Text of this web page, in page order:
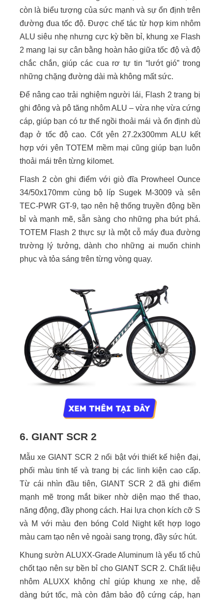
còn là biểu tượng của sức mạnh và sự ổn định trên
đường đua tốc độ. Được chế tác từ hợp kim nhôm
ALU siêu nhẹ nhưng cực kỳ bền bỉ, khung xe Flash
2 mang lại sự cân bằng hoàn hảo giữa tốc độ và độ
chắc chắn, giúp các cua rơ tự tin “lướt gió” trong
những chặng đường dài mà không mất sức.
Để nâng cao trải nghiệm người lái, Flash 2 trang bị
ghi đông và pô tăng nhôm ALU – vừa nhẹ vừa cứng
cáp, giúp bạn có tư thế ngồi thoải mái và ổn định dù
đạp ở tốc độ cao. Cốt yên 27.2x300mm ALU kết
hợp với yên TOTEM mềm mại cũng giúp bạn luôn
thoải mái trên từng kilomet.
Flash 2 còn ghi điểm với giò đĩa Prowheel Ounce
34/50x170mm cùng bộ líp Sugek M-3009 và sên
TEC-PWR GT-9, tạo nên hệ thống truyền động bền
bỉ và mạnh mẽ, sẵn sàng cho những pha bứt phá.
TOTEM Flash 2 thực sự là một cỗ máy đua đường
trường lý tưởng, dành cho những ai muốn chinh
phục và tỏa sáng trên từng vòng quay.
6. GIANT SCR 2
Mẫu xe GIANT SCR 2 nổi bật với thiết kế hiện đại,
phối màu tinh tế và trang bị các linh kiện cao cấp.
Từ cái nhìn đầu tiên, GIANT SCR 2 đã ghi điểm
mạnh mẽ trong mắt biker nhờ diện mạo thể thao,
năng động, đầy phong cách. Hai lựa chọn kích cỡ S
và M với màu đen bóng Cold Night kết hợp logo
màu cam tạo nên vẻ ngoài sang trọng, đầy sức hút.
Khung sườn ALUXX-Grade Aluminum là yếu tố chủ
chốt tạo nên sự bền bỉ cho GIANT SCR 2. Chất liệu
nhôm ALUXX không chỉ giúp khung xe nhẹ, dễ
dàng bứt tốc, mà còn đảm bảo độ cứng cáp, hạn